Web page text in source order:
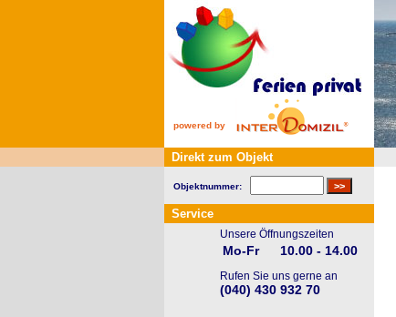
powered by
Direkt zum Objekt
Objektnummer:
Service
Unsere Öffnungszeiten
Mo-Fr 10.00 - 14.00
Rufen Sie uns gerne an
(040) 430 932 70